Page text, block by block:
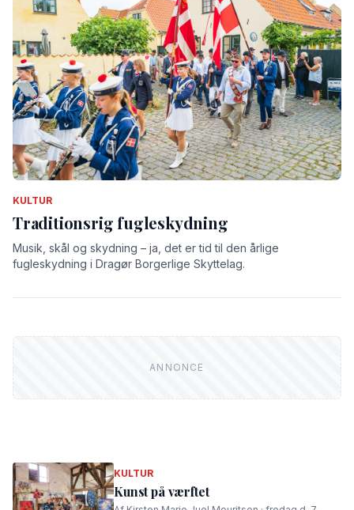
KULTUR
Traditionsrig fugleskydning
Musik, skål og skydning – ja, det er tid til den årlige
fugleskydning i Dragør Borgerlige Skyttelag.
KULTUR
Kunst på værftet